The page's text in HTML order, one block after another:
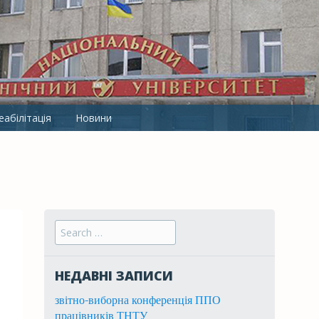
ІМ. І.ПУЛЮЯ
Новини
Search for:
НЕДАВНІ ЗАПИСИ
звітно-виборна конференція ППО